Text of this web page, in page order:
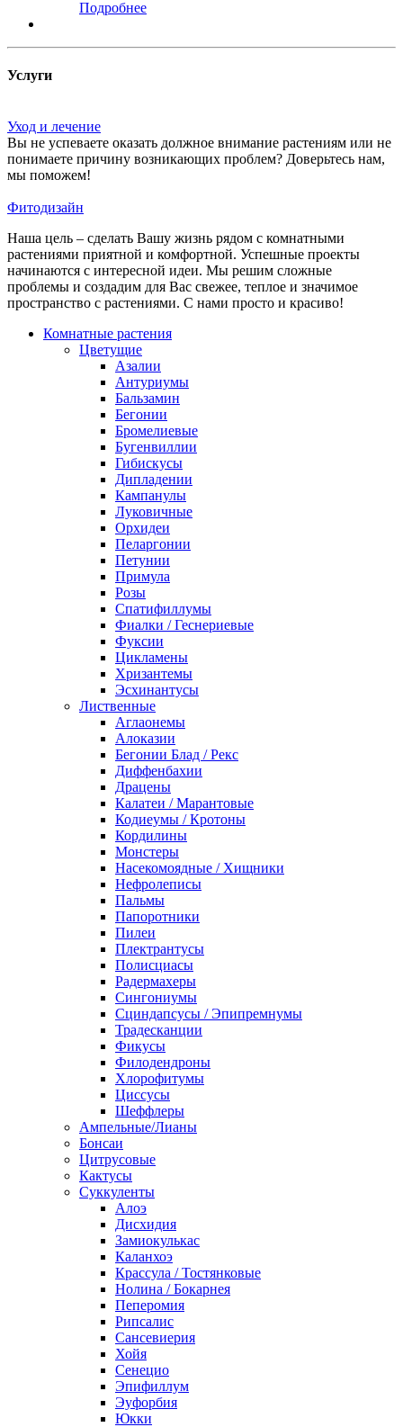
Подробнее
Услуги
Уход и лечение
Вы не успеваете оказать должное внимание растениям или не
понимаете причину возникающих проблем? Доверьтесь нам,
мы поможем!
Фитодизайн
Наша цель – сделать Вашу жизнь рядом с комнатными
растениями приятной и комфортной. Успешные проекты
начинаются с интересной идеи. Мы решим сложные
проблемы и создадим для Вас свежее, теплое и значимое
пространство с растениями. С нами просто и красиво!
Комнатные растения
Цветущие
Азалии
Антуриумы
Бальзамин
Бегонии
Бромелиевые
Бугенвиллии
Гибискусы
Дипладении
Кампанулы
Луковичные
Орхидеи
Пеларгонии
Петунии
Примула
Розы
Спатифиллумы
Фиалки / Геснериевые
Фуксии
Цикламены
Хризантемы
Эсхинантусы
Лиственные
Аглаонемы
Алоказии
Бегонии Блад / Рекс
Диффенбахии
Драцены
Калатеи / Марантовые
Кодиеумы / Кротоны
Кордилины
Монстеры
Насекомоядные / Хищники
Нефролеписы
Пальмы
Папоротники
Пилеи
Плектрантусы
Полисциасы
Радермахеры
Сингониумы
Сциндапсусы / Эпипремнумы
Традесканции
Фикусы
Филодендроны
Хлорофитумы
Циссусы
Шеффлеры
Ампельные/Лианы
Бонсаи
Цитрусовые
Кактусы
Суккуленты
Алоэ
Дисхидия
Замиокулькас
Каланхоэ
Крассула / Тостянковые
Нолина / Бокарнея
Пеперомия
Рипсалис
Сансевиерия
Хойя
Сенецио
Эпифиллум
Эуфорбия
Юкки